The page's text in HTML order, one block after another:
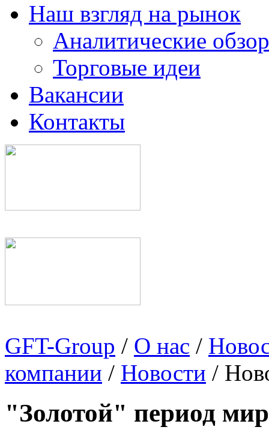
Наш взгляд на рынок
Аналитические
Торговые идеи
Вакансии
Контакты
GFT-Group / О нас /
компании / Новости /
"Золотой" период